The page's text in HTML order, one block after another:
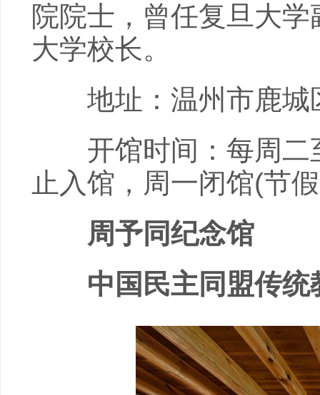
院院士，曾任复旦大
大学校长。
地址：温州市鹿城
开馆时间：每周二
止入馆，周一闭馆(节
周予同纪念馆
中国民主同盟传统